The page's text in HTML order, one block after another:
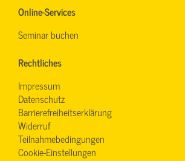
Online-Services
Seminar buchen
Rechtliches
Impressum
Datenschutz
Barrierefreiheitserklärung
Widerruf
Teilnahmebedingungen
Cookie-Einstellungen